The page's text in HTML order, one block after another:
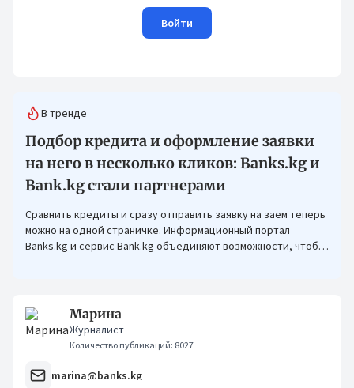
Войти
В тренде
Подбор кредита и оформление заявки
на него в несколько кликов: Banks.kg и
Bank.kg стали партнерами
Сравнить кредиты и сразу отправить заявку на заем теперь
можно на одной страничке. Информационный портал
Banks.kg и сервис Bank.kg объединяют возможности, чтобы
Марина
Журналист
Количество публикаций: 8027
marina@banks.kg